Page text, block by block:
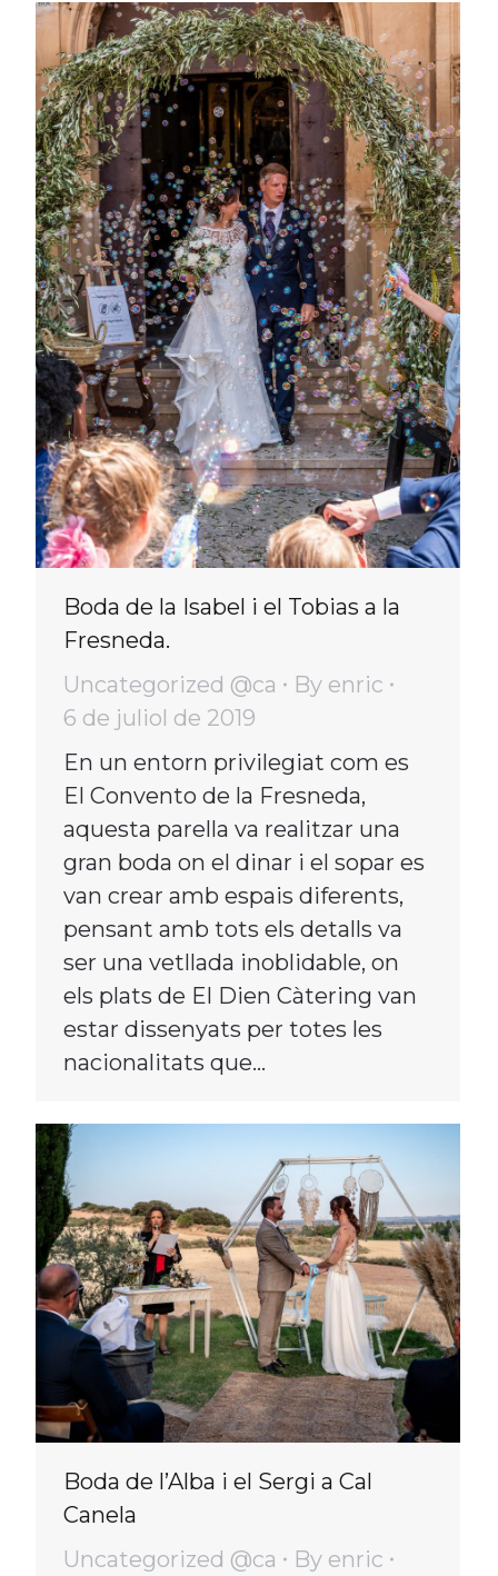
Boda de la Isabel i el Tobias a la
Fresneda.
Uncategorized @ca
By enric
6 de juliol de 2019
En un entorn privilegiat com es
El Convento de la Fresneda,
aquesta parella va realitzar una
gran boda on el dinar i el sopar es
van crear amb espais diferents,
pensant amb tots els detalls va
ser una vetllada inoblidable, on
els plats de El Dien Càtering van
estar dissenyats per totes les
nacionalitats que…
Boda de l’Alba i el Sergi a Cal
Canela
Uncategorized @ca
By enric